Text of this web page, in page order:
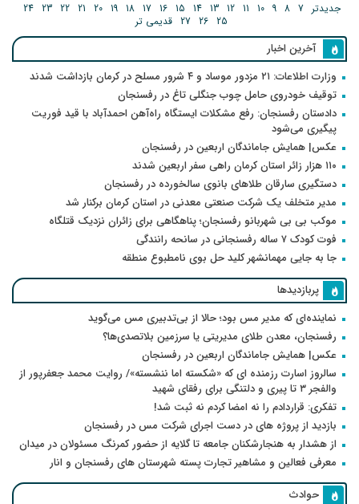
جدیدتر 7
8
9
10
11
12
13
14
15
16
17
18
19
20
21
22
23
24
25
26
27 قدیمی تر
آخرین اخبار
وزارت اطلاعات: ۲۱ مزدور موساد و ۴ شرور مسلح در کرمان بازداشت شدند
توقیف خودروی حامل چوب جنگلی تاغ در رفسنجان
دادستان رفسنجان: رفع مشکلات ایستگاه راه‌آهن احمدآباد با قید فوریت
پیگیری می‌شود
عکس| همایش جاماندگان اربعین در رفسنجان
۱۱۰ هزار زائر استان کرمان راهی سفر اربعین شدند
دستگیری سارقان طلاهای بانوی سالخورده در رفسنجان
مدیر متخلف یک شرکت صنعتی معدنی در استان کرمان برکنار شد
موکب بی بی شهربانو رفسنجان؛ پناهگاهی برای زائران نزدیک قتلگاه
فوت کودک ۷ ساله رفسنجانی در سانحه رانندگی
جا به جایی مهمانشهر کلید حل بوی نامطبوع منطقه
پربازدیدها
نماینده‌ای که مدیر مس بود؛ حالا از بی‌تدبیری مس می‌گوید
رفسنجان، معدن طلای مدیریتی یا سرزمین بلاتصدی‌ها؟
عکس| همایش جاماندگان اربعین در رفسنجان
سالروز اسارت رزمنده ای که «شکسته اما ننشسته»/ روایت محمد جعفرپور از
والفجر ۳ تا پیری و دلتنگی برای رفقای شهید
تفکری: قراردادم را نه امضا کردم نه ثبت شد!
بازدید از پروژه های در دست اجرای شرکت مس در رفسنجان
از هشدار به هنجارشکنان جامعه تا گلایه از حضور کمرنگ مسئولان در میدان
معرفی فعالین و مشاهیر تجارت پسته شهرستان های رفسنجان و انار
حوادث